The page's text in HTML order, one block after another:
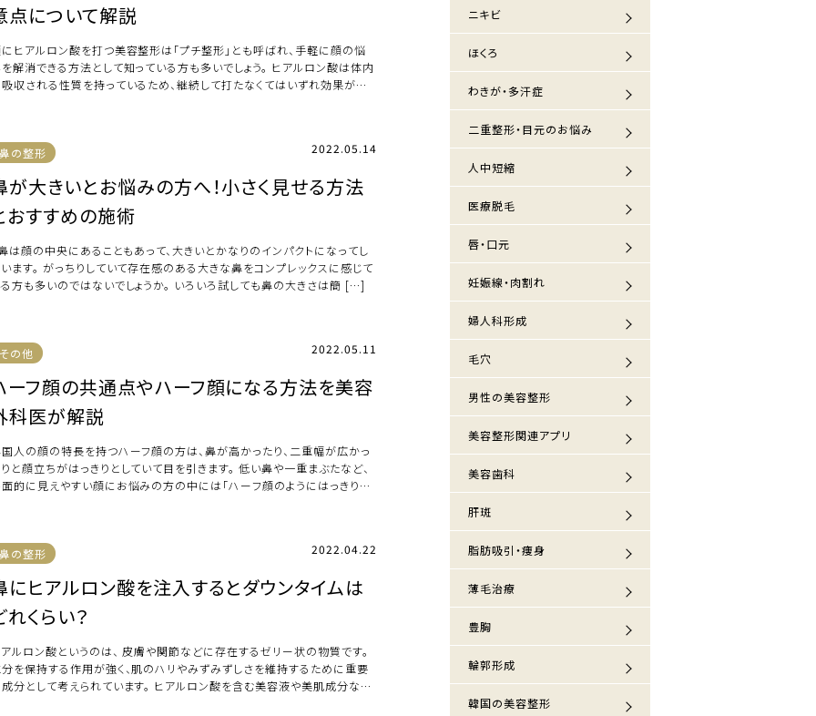
点について解説
ヒアルロン酸を打つ美容整形は「プチ整形」とも呼ばれ、手軽に顔の悩
解消できる方法として知っている方も多いでしょう。 ヒアルロン酸は体内
収される性質を持っているため、継続して打たなくてはいずれ効果がなく
鼻の整形 2022.05.14
が大きいとお悩みの方へ！小さく見せる方法
おすすめの施術
顔の中央にあることもあって、大きいとかなりのインパクトになってし
ます。 がっちりしていて存在感のある大きな鼻をコンプレックスに感じて
方も多いのではないでしょうか。 いろいろ試しても鼻の大きさは簡 […]
その他 2022.05.11
ーフ顔の共通点やハーフ顔になる方法を美容
科医が解説
人の顔の特長を持つハーフ顔の方は、鼻が高かったり、二重幅が広かっ
と顔立ちがはっきりとしていて目を引きます。 低い鼻や一重まぶたなど、
的に見えやすい顔にお悩みの方の中には「ハーフ顔のようにはっきりし
鼻の整形 2022.04.22
にヒアルロン酸を注入するとダウンタイムは
れくらい？
ルロン酸というのは、 皮膚や関節などに存在するゼリー状の物質です。
を保持する作用が強く、肌のハリやみずみずしさを維持するために重要
分として考えられています。 ヒアルロン酸を含む美容液や美肌成分など
ニキビ
ほくろ
わきが・多汗症
二重整形・目元のお悩み
人中短縮
医療脱毛
唇・口元
妊娠線・肉割れ
婦人科形成
毛穴
男性の美容整形
美容整形関連アプリ
美容歯科
肝斑
脂肪吸引・痩身
薄毛治療
豊胸
輪郭形成
韓国の美容整形